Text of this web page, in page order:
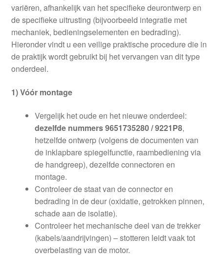
variëren, afhankelijk van het specifieke deurontwerp en
de specifieke uitrusting (bijvoorbeeld integratie met
mechaniek, bedieningselementen en bedrading).
Hieronder vindt u een veilige praktische procedure die in
de praktijk wordt gebruikt bij het vervangen van dit type
onderdeel.
1) Vóór montage
Vergelijk het oude en het nieuwe onderdeel:
dezelfde nummers 9651735280 / 9221P8,
hetzelfde ontwerp (volgens de documenten van
de inklapbare spiegelfunctie, raambediening via
de handgreep), dezelfde connectoren en
montage.
Controleer de staat van de connector en
bedrading in de deur (oxidatie, getrokken pinnen,
schade aan de isolatie).
Controleer het mechanische deel van de trekker
(kabels/aandrijvingen) – stotteren leidt vaak tot
overbelasting van de motor.